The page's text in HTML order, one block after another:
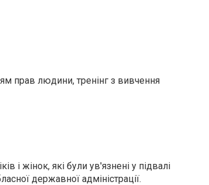
прав людини, тренінг з вивчення
і жінок, які були ув'язнені у підвалі
державної адміністрації.